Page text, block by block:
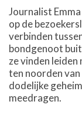
Journalist
op de
verbinden
bondgenoot
ze vinden
ten noorden
dodelijke
meedragen.